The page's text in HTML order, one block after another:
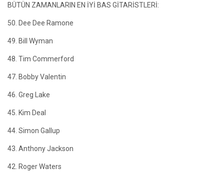
BÜTÜN ZAMANLARIN EN İYİ BAS GİTARİSTLERİ:
50. Dee Dee Ramone
49. Bill Wyman
48. Tim Commerford
47. Bobby Valentin
46. Greg Lake
45. Kim Deal
44. Simon Gallup
43. Anthony Jackson
42. Roger Waters